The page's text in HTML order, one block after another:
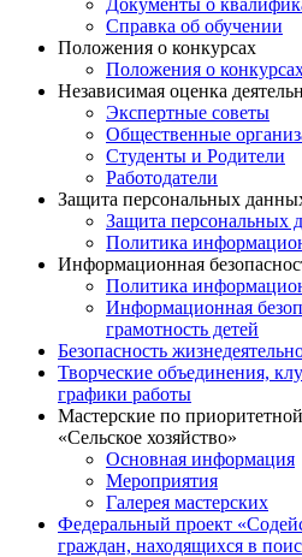
Справка об обучении
Положения о конкурсах
Положения о
Независимая оценка
Экспертные советы
Общественные
Студенты и Родители
Работодатели
Защита персональных
Защита персональных
Политика
Информационная
Политика
Информационная
грамотность детей
Безопасность
Творческие объединения,
графики работы
Мастерские по
«Сельское хозяйство»
Основная информация
Мероприятия
Галерея мастерских
Федеральный проект
граждан, находящихся в